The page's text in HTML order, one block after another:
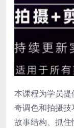
本课程为学员
奇调色和拍摄
故事结构、抓